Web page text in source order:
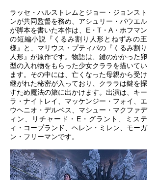
ラッセ・ハルストレムとジョー・ジョンスト
ンが共同監督を務め、アシュリー・パウエル
が脚本を書いた本作は、E・T・A・ホフマン
の短編小説『くるみ割り人形とねずみの王
様』と、マリウス・プティパの『くるみ割り
人形』が原作です。物語は、鍵のかかった卵
型の入れ物をもらった少女クララを描いてい
ます。その中には、亡くなった母親から受け
継がれた秘密が入っており、クララは鍵を探
すため魔法の旅に出かけます。出演は、キー
ラ・ナイトレイ、マッケンジー・フォイ、エ
ウヘニオ・デルベス、マシュー・マクファデ
ィン、リチャード・E・グラント、ミステ
ィ・コープランド、ヘレン・ミレン、モーガ
ン・フリーマンです。